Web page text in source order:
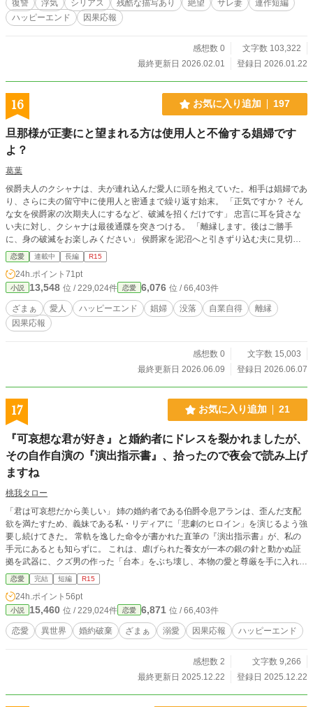
半年後、フラーがアスファルの前に現れて──。 三章 ー猛毒ー 次期宰相である
チェルヴォニは裏表が激しい男だった。 「うるさいっ！ 今はそれどこれでは
よ」 隣国から嫁いできたエリュテイカは彼に惚れており言うことに従ってい
た。 何をしても怒らないエリュテイカ。彼女に隠れて不貞行為を繰り返してい
は──。 四章 ー絶望ー 王太子妃であるカーラーは妹のリリアンと王妃である母
を虐げているようだ。 なのに彼女は初夜を拒んで国王である父に色目を使って
いるという。 そんなカーラーを嫌っていたシュヴァルツだったがある〝真実〟
を知ることになる。 彼女とやり直そうとした時にはすべて手遅れだった。 （次
は……ボクの番だ） シュヴァルツを襲う恐怖と絶望。そしてついに──。 【注
意】 ＊連作短編です。一章ずつ登場人物が違います。 ＊クズ男へのざまぁがた
報告はコメントからお願いします。
復讐 浮気 シリアス 残酷な描写あり 絶望 サレ妻
連作短編
ハッピーエンド
因果応報
感想数 0
文字数 103,322
最終更新日 2026.02.01
登録日 2026.01.22
16 お気に入り追加 197
旦那様が正妻にと望まれる方は使用人と不倫する娼婦です
よ？
葛葉
侯爵夫人のクシャナは、夫が連れ込んだ愛人に頭を抱えていた。相手は娼婦であ
り、さらに夫の留守中に使用人と密通まで繰り返す始末。 「正気ですか？ そん
な女を侯爵家の次期夫人にするなど、破滅を招くだけです」 忠言に耳を貸さな
い夫に対し、クシャナは最後通牒を突きつける。 「離縁します。後はご勝手
に、身の破滅をお楽しみください」 侯爵家を泥沼へと引きずり込む夫に見切り
をつけ、クシャナは静かな逆襲を開始する。
恋愛 連載中 長編 R15
24h.ポイント 71pt
小説 13,548 位 / 229,024件 恋愛 6,076 位 / 66,403件
ざまぁ 愛人 ハッピーエンド 娼婦 没落 自業自得
離縁
因果応報
感想数 0
文字数 15,003
最終更新日 2026.06.09
登録日 2026.06.07
17 お気に入り追加 21
『可哀想な君が好き』と婚約者にドレスを裂かれましたが、
その自作自演の『演出指示書』、拾ったので夜会で読み上げ
ますね
桃我タロー
「君は可哀想だから美しい」 姉の婚約者である伯爵令息アランは、歪んだ支配
欲を満たすため、義妹である私・リディアに「悲劇のヒロイン」を演じるよう強
要し続けてきた。 常軌を逸した命令が書かれた直筆の『演出指示書』が、私の
手元にあるとも知らずに。 これは、虐げられた養女が一本の銀の針と動かぬ証
拠を武器に、クズ男の作った「台本」をぶち壊し、本物の愛と尊厳を手に入れる
までの、華麗なる逆転劇である。
恋愛 完結 短編 R15
24h.ポイント 56pt
小説 15,460 位 / 229,024件 恋愛 6,871 位 / 66,403件
恋愛 異世界 婚約破棄 ざまぁ 溺愛 因果応報 ハッピーエンド
感想数 2
文字数 9,266
最終更新日 2025.12.22
登録日 2025.12.22